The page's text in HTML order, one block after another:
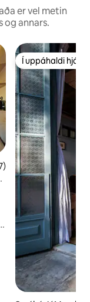
er vel metin
annars.
157
Í uppáhaldi hjá
Í uppáhaldi hjá